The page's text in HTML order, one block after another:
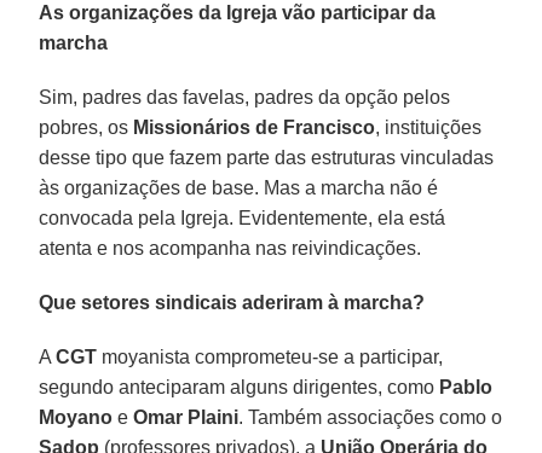
As organizações da Igreja vão participar da
marcha
Sim, padres das favelas, padres da opção pelos
pobres, os Missionários de Francisco, instituições
desse tipo que fazem parte das estruturas vinculadas
às organizações de base. Mas a marcha não é
convocada pela Igreja. Evidentemente, ela está
atenta e nos acompanha nas reivindicações.
Que setores sindicais aderiram à marcha?
ACGT moyanista comprometeu-se a participar,
segundo anteciparam alguns dirigentes, como Pablo
Moyano eOmar Plaini. Também associações como o
Sadop (professores privados), a União Operária do